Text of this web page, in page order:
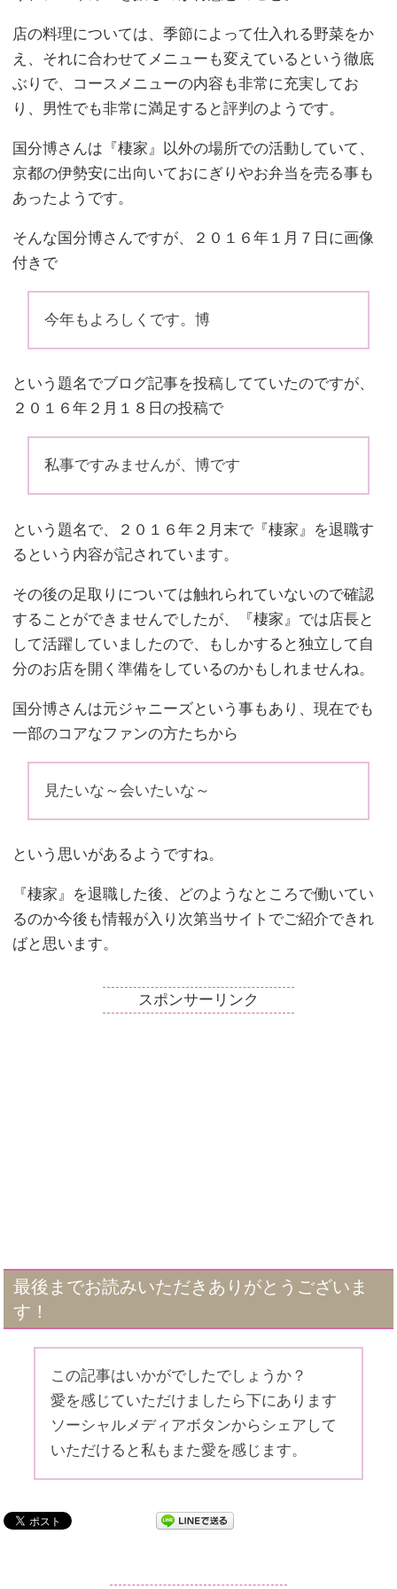
店の料理については、季節によって仕入れる野菜をか
え、それに合わせてメニューも変えているという徹底
ぶりで、コースメニューの内容も非常に充実してお
り、男性でも非常に満足すると評判のようです。
国分博さんは『棲家』以外の場所での活動していて、
京都の伊勢安に出向いておにぎりやお弁当を売る事も
あったようです。
そんな国分博さんですが、２０１６年１月７日に画像
付きで
今年もよろしくです。博
という題名でブログ記事を投稿してていたのですが、
２０１６年２月１８日の投稿で
私事ですみませんが、博です
という題名で、２０１６年２月末で『棲家』を退職す
るという内容が記されています。
その後の足取りについては触れられていないので確認
することができませんでしたが、『棲家』では店長と
して活躍していましたので、もしかすると独立して自
分のお店を開く準備をしているのかもしれませんね。
国分博さんは元ジャニーズという事もあり、現在でも
一部のコアなファンの方たちから
見たいな～会いたいな～
という思いがあるようですね。
『棲家』を退職した後、どのようなところで働いてい
るのか今後も情報が入り次第当サイトでご紹介できれ
ばと思います。
スポンサーリンク
最後までお読みいただきありがとうございま
す！
この記事はいかがでしたでしょうか？
愛を感じていただけましたら下にあります
ソーシャルメディアボタンからシェアして
いただけると私もまた愛を感じます。